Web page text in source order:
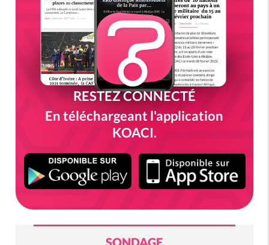
RESTEZ CONNECTÉ
En téléchargeant l'application
KOACI.